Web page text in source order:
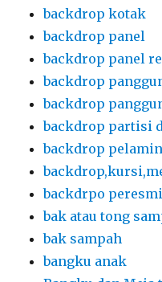
backdrop kotak
backdrop panel
backdrop panel
backdrop
backdrop
backdrop partisi
backdrop
backdrpo
bak atau tong
bak sampah
bangku anak